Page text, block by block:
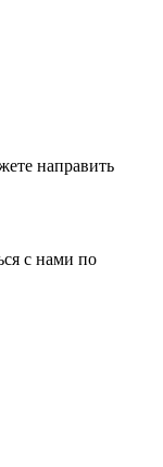
направить
с нами по